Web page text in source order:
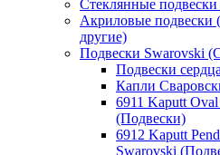
Стеклянные
Акриловые подвески
другие)
Подвески Swarovski
Подвески
Капли
6911 Kaputt
(Подвески)
6912 Kaputt
Swarovski